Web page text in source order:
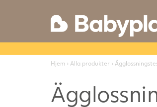
Hjem › Alla produkter ›